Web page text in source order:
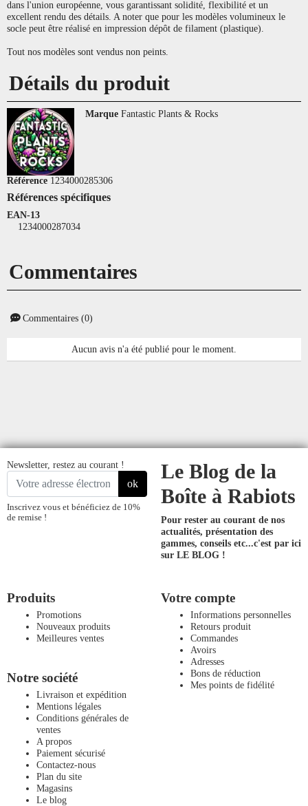
dans l'union européenne, vous garantissant solidité, flexibilité et un
excellent rendu des détails. A noter que pour les modèles volumineux le
socle peut être réalisé en impression dépôt de filament (plastique).
Tout nos modèles sont vendus non peints.
Détails du produit
Marque Fantastic Plants & Rocks
Référence 1234000285306
Références spécifiques
EAN-13
1234000287034
Commentaires
Commentaires (0)
Aucun avis n'a été publié pour le moment.
Newsletter, restez au courant !
ok
Inscrivez vous et bénéficiez de 10%
de remise !
Le Blog de la
Boîte à Rabiots
Pour rester au courant de nos
actualités, présentation des
gammes, conseils etc...c'est par ici
sur LE BLOG !
Produits
Promotions
Nouveaux produits
Meilleures ventes
Notre société
Livraison et expédition
Mentions légales
Conditions générales de
ventes
A propos
Paiement sécurisé
Contactez-nous
Plan du site
Magasins
Le blog
Votre compte
Informations personnelles
Retours produit
Commandes
Avoirs
Adresses
Bons de réduction
Mes points de fidélité